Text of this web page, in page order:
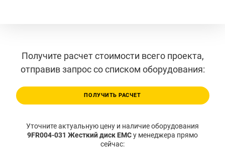
Получите расчет стоимости всего проекта,
отправив запрос со списком оборудования:
ПОЛУЧИТЬ РАСЧЕТ
Уточните актуальную цену и наличие оборудования
9FR004-031 Жесткий диск EMCу менеджера прямо
сейчас: